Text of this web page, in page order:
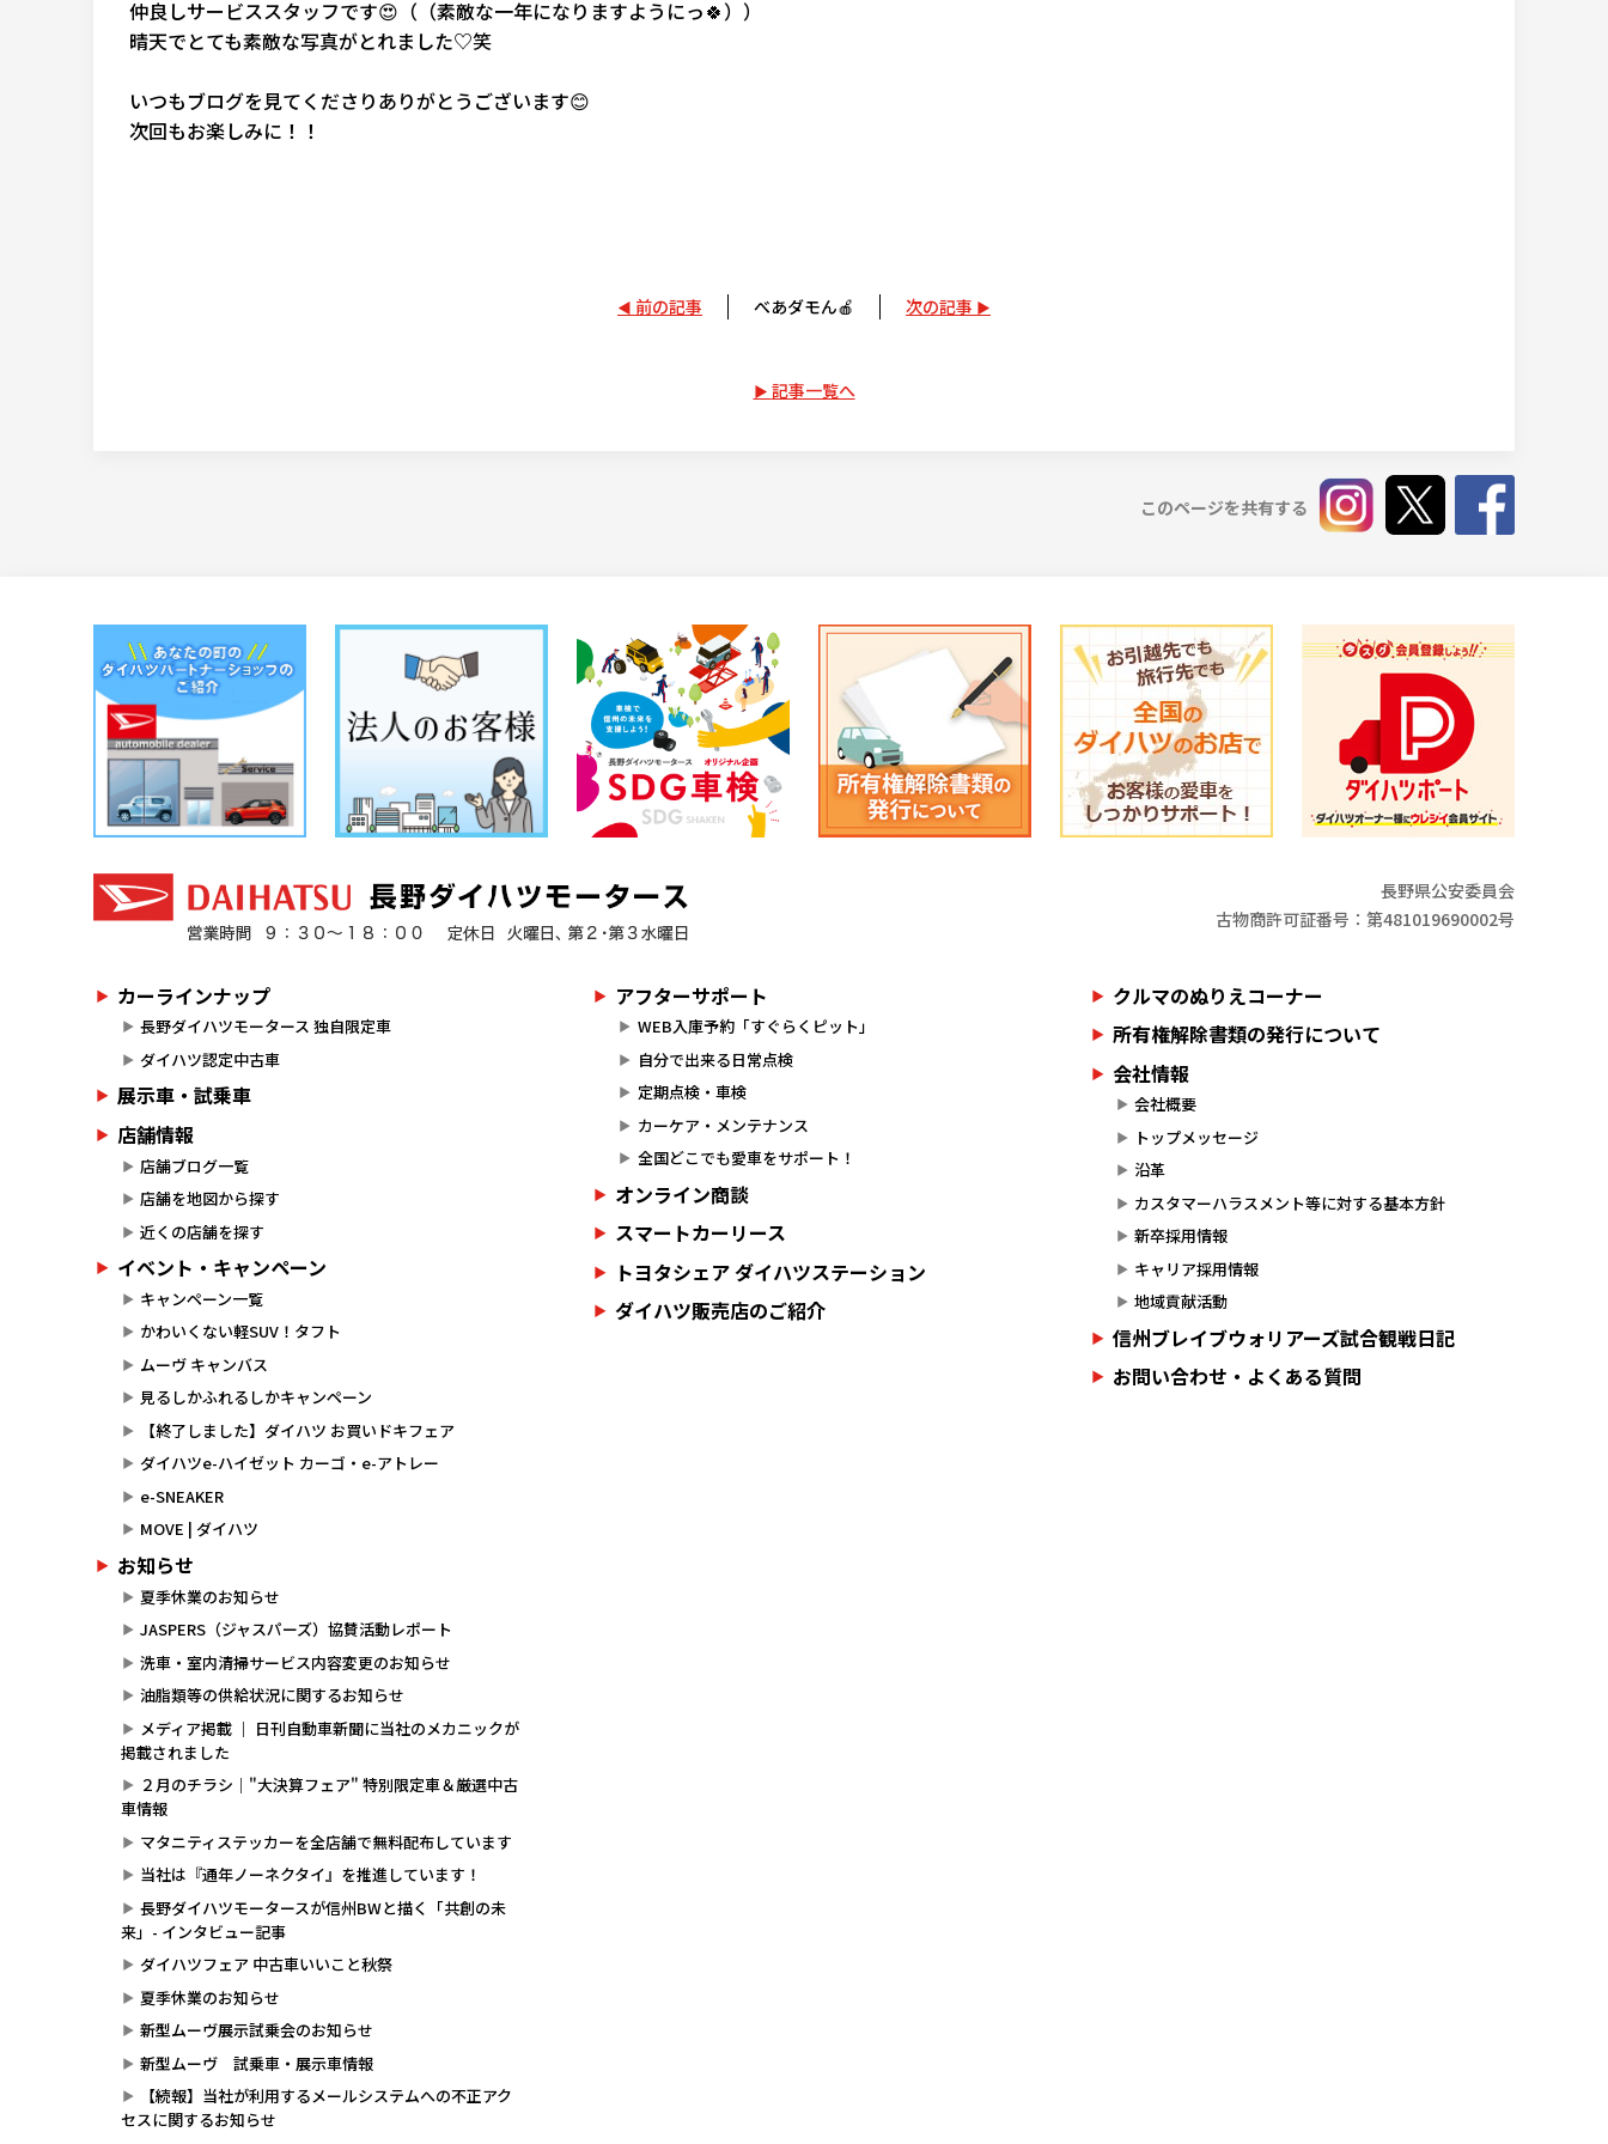
仲良しサービススタッフです😍（（素敵な一年になりますようにっ🍀））
晴天でとても素敵な写真がとれました♡笑
いつもブログを見てくださりありがとうございます😊
次回もお楽しみに！！
前の記事 べあダモん🍎 次の記事
記事一覧へ
このページを共有する
長野県公安委員会
古物商許可証番号：第481019690002号
カーラインナップ
長野ダイハツモータース 独自限定車
ダイハツ認定中古車
展示車・試乗車
店舗情報
店舗ブログ一覧
店舗を地図から探す
近くの店舗を探す
イベント・キャンペーン
キャンペーン一覧
かわいくない軽SUV！タフト
ムーヴ キャンバス
見るしかふれるしかキャンペーン
【終了しました】ダイハツ お買いドキフェア
ダイハツe-ハイゼット カーゴ・e-アトレー
e-SNEAKER
MOVE | ダイハツ
お知らせ
夏季休業のお知らせ
JASPERS（ジャスパーズ）協賛活動レポート
洗車・室内清掃サービス内容変更のお知らせ
油脂類等の供給状況に関するお知らせ
メディア掲載 ｜ 日刊自動車新聞に当社のメカニックが
掲載されました
２月のチラシ｜"大決算フェア" 特別限定車＆厳選中古
車情報
マタニティステッカーを全店舗で無料配布しています
当社は『通年ノーネクタイ』を推進しています！
長野ダイハツモータースが信州BWと描く「共創の未
来」- インタビュー記事
ダイハツフェア 中古車いいこと秋祭
夏季休業のお知らせ
新型ムーヴ展示試乗会のお知らせ
新型ムーヴ 試乗車・展示車情報
【続報】当社が利用するメールシステムへの不正アク
セスに関するお知らせ
アフターサポート
WEB入庫予約「すぐらくピット」
自分で出来る日常点検
定期点検・車検
カーケア・メンテナンス
全国どこでも愛車をサポート！
オンライン商談
スマートカーリース
トヨタシェア ダイハツステーション
ダイハツ販売店のご紹介
クルマのぬりえコーナー
所有権解除書類の発行について
会社情報
会社概要
トップメッセージ
沿革
カスタマーハラスメント等に対する基本方針
新卒採用情報
キャリア採用情報
地域貢献活動
信州ブレイブウォリアーズ試合観戦日記
お問い合わせ・よくある質問